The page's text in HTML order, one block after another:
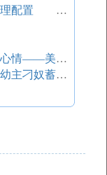
直接面對音響敞開：人文資源可以合理配置 ——中西音樂文化的美學敘事
中國經濟：關鍵是要給創業者一副好心情——美國經濟學家劉遵義教授訪談錄
第五十五回 辱親女愚妾爭閑氣 欺幼主刁奴蓄險心